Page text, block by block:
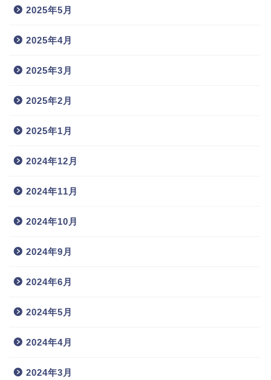
2025年5月
2025年4月
2025年3月
2025年2月
2025年1月
2024年12月
2024年11月
2024年10月
2024年9月
2024年6月
2024年5月
2024年4月
2024年3月